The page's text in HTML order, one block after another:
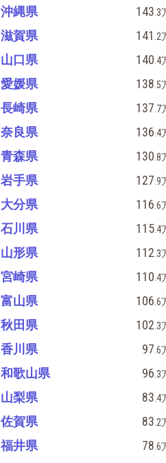
沖縄県 143 .3
滋賀県 141 .2
山口県 140 .4
愛媛県 138 .5
長崎県 137 .7
奈良県 136 .4
青森県 130 .8
岩手県 127 .9
大分県 116 .6
石川県 115.4
山形県 112 .3
宮崎県 110 .4
富山県 106 .6
秋田県 102 .3
香川県 97 .6
和歌山県 96 .3
山梨県 83 .4
佐賀県 83 .2
福井県 78 .6